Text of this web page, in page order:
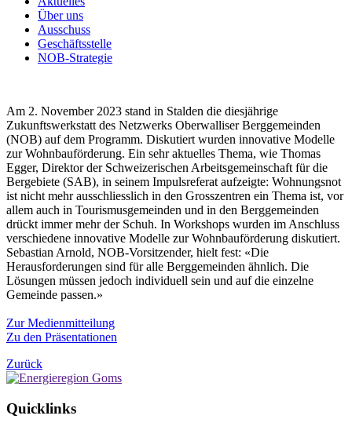
Über uns
Ausschuss
Geschäftsstelle
NOB-Strategie
Am 2. November 2023 stand in Stalden die diesjährige
Zukunftswerkstatt des Netzwerks Oberwalliser Berggemeinden
(NOB) auf dem Programm. Diskutiert wurden innovative Modelle
zur Wohnbauförderung. Ein sehr aktuelles Thema, wie Thomas
Egger, Direktor der Schweizerischen Arbeitsgemeinschaft für die
Bergebiete (SAB), in seinem Impulsreferat aufzeigte: Wohnungsnot
ist nicht mehr ausschliesslich in den Grosszentren ein Thema ist, vor
allem auch in Tourismusgemeinden und in den Berggemeinden
drückt immer mehr der Schuh. In Workshops wurden im Anschluss
verschiedene innovative Modelle zur Wohnbauförderung diskutiert.
Sebastian Arnold, NOB-Vorsitzender, hielt fest: «Die
Herausforderungen sind für alle Berggemeinden ähnlich. Die
Lösungen müssen jedoch individuell sein und auf die einzelne
Gemeinde passen.»
Zur Medienmitteilung
Zu den Präsentationen
Zurück
Quicklinks